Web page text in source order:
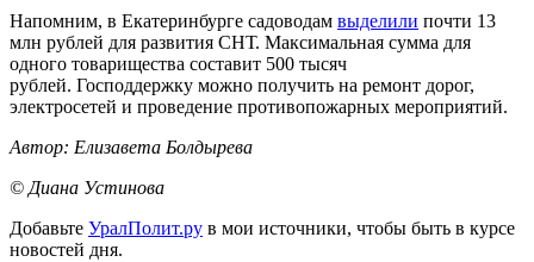
Напомним, в Екатеринбурге садоводам выделили почти 13
млн рублей для развития СНТ. Максимальная сумма для
одного товарищества составит 500 тысяч
рублей. Господдержку можно получить на ремонт дорог,
электросетей и проведение противопожарных мероприятий.
Автор: Елизавета Болдырева
© Диана Устинова
Добавьте УралПолит.ру в мои источники, чтобы быть в курсе
новостей дня.